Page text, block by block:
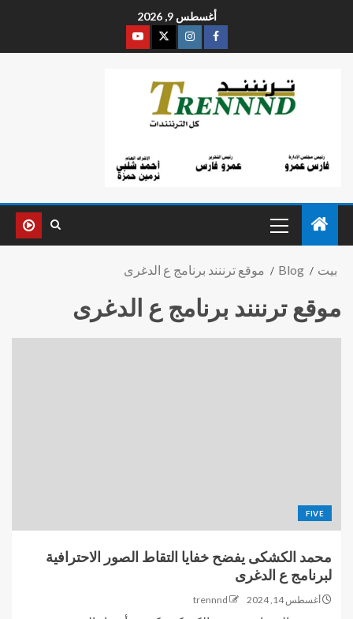
أغسطس 9, 2026
بيت Blog موقع ترننند برنامج ع الدغرى
موقع ترننند برنامج ع الدغرى
FIVE
محمد الكشكى يفضح خفايا التقاط الصور الاحترافية
لبرنامج ع الدغرى
أغسطس 14, 2024 trennnd